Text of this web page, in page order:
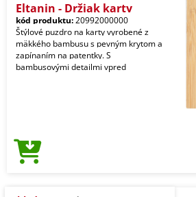
Eltanin - Držiak karty
kód produktu:20992000000
Štýlové puzdro na karty vyrobené z
mäkkého bambusu s pevným krytom a
zapínaním na patentky. S
bambusovými detailmi vpred